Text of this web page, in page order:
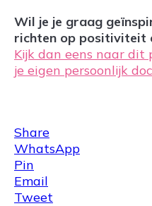
Wil je je graag
richten op positiviteit
Kijk dan eens naar dit
je eigen persoonlijk
Share
WhatsApp
Pin
Email
Tweet